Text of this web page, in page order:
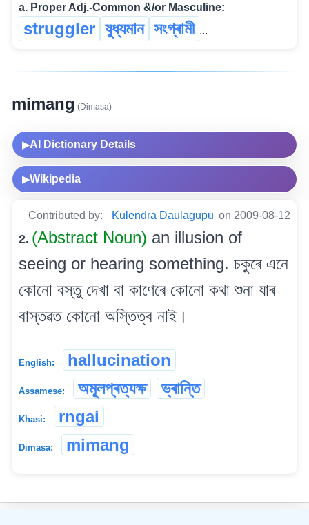
a. Proper Adj.-Common &/or Masculine:
struggler যুধ্যমান সংগ্ৰামী ...
mimang (Dimasa)
▶AI Dictionary Details
▶Wikipedia
Contributed by: Kulendra Daulagupu on 2009-08-12
2. (Abstract Noun) an illusion of
seeing or hearing something. চকুৰে এনে
কোনো বস্তু দেখা বা কাণেৰে কোনো কথা শুনা যাৰ
বাস্তৱত কোনো অস্তিত্ব নাই।
English: hallucination
Assamese: অমূলপ্ৰত্যক্ষ ভ্ৰান্তি
Khasi: rngai
Dimasa: mimang